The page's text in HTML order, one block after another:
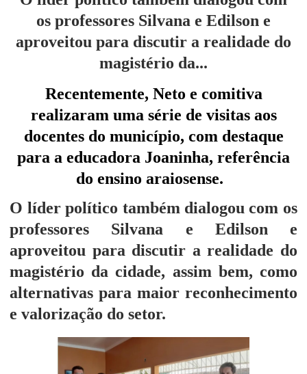
os professores Silvana e Edilson e
aproveitou para discutir a realidade do
magistério da...
Recentemente, Neto e comitiva
realizaram uma série de visitas aos
docentes do município, com destaque
para a educadora Joaninha, referência
do ensino araiosense.
O líder político também dialogou com os
professores Silvana e Edilson e
aproveitou para discutir a realidade do
magistério da cidade, assim bem, como
alternativas para maior reconhecimento
e valorização do setor.